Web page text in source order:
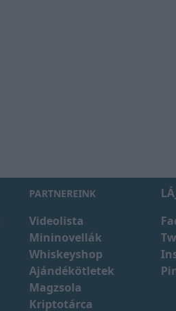
PARTNEREINK
Videolista
Mininovellák
Whiskeyshop
Ajándékötletek
Magzsola
Kriptotárca